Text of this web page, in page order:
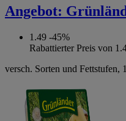
Angebot:
1.49 -45%
Rabattierter Preis von
versch. Sorten und Fettstufen,